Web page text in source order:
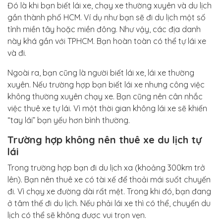
Đó là khi bạn biết lái xe, chạy xe thường xuyên và du lịch
gần thành phố HCM. Ví dụ như bạn sẽ đi du lịch một số
tỉnh miền tây hoặc miền đông. Như vậy, các địa danh
này khá gần với TPHCM. Bạn hoàn toàn có thể tự lái xe
và đi.
Ngoài ra, bạn cũng là người biết lái xe, lái xe thường
xuyên. Nếu trường hợp bạn biết lái xe nhưng công việc
không thường xuyên chạy xe. Bạn cũng nên cân nhắc
việc thuê xe tự lái. Vì một thời gian không lái xe sẽ khiến
“tay lái” bạn yếu hơn bình thường.
Trường hợp không nên thuê xe du lịch tự
lái
Trong trường hợp bạn đi du lịch xa (khoảng 300km trở
lên). Bạn nên thuê xe có tài xế để thoải mái suốt chuyến
đi. Vì chạy xe đường dài rất mệt. Trong khi đó, bạn đang
ở tâm thế đi du lịch. Nếu phải lái xe thì có thể, chuyến du
lịch có thể sẽ không được vui trọn vẹn.